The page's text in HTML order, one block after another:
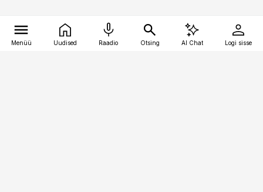
Menüü Uudised Raadio Otsing AI Chat Logi sisse